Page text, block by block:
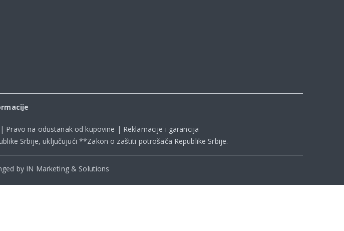
Srbije, uključujući **Zakon o zaštiti potrošača Republike Srbije.
| Pravo na odustanak od kupovine | Reklamacije i garancija
by IN Marketing & Solutions